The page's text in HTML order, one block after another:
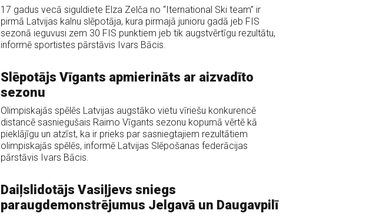
17 gadus vecā siguldiete Elza Zelča no “Iternational Ski team” ir
pirmā Latvijas kalnu slēpotāja, kura pirmajā junioru gadā jeb FIS
sezonā ieguvusi zem 30 FIS punktiem jeb tik augstvērtīgu rezultātu,
informē sportistes pārstāvis Ivars Bācis.
Slēpotājs Vīgants apmierināts ar aizvadīto
sezonu
Olimpiskajās spēlēs Latvijas augstāko vietu vīriešu konkurencē
distancē sasniegušais Raimo Vīgants sezonu kopumā vērtē kā
pieklājīgu un atzīst, ka ir prieks par sasniegtajiem rezultātiem
olimpiskajās spēlēs, informē Latvijas Slēpošanas federācijas
pārstāvis Ivars Bācis.
Daiļslidotājs Vasiļjevs sniegs
paraugdemonstrējumus Jelgavā un Daugavpilī